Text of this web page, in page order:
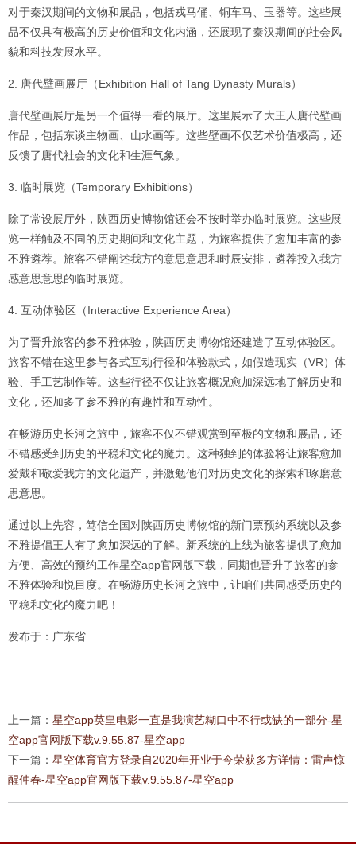
对于秦汉期间的文物和展品，包括戎马俑、铜车马、玉器等。这些展
品不仅具有极高的历史价值和文化内涵，还展现了秦汉期间的社会风
貌和科技发展水平。
2. 唐代壁画展厅（Exhibition Hall of Tang Dynasty Murals）
唐代壁画展厅是另一个值得一看的展厅。这里展示了大王人唐代壁画
作品，包括东谈主物画、山水画等。这些壁画不仅艺术价值极高，还
反馈了唐代社会的文化和生涯气象。
3. 临时展览（Temporary Exhibitions）
除了常设展厅外，陕西历史博物馆还会不按时举办临时展览。这些展
览一样触及不同的历史期间和文化主题，为旅客提供了愈加丰富的参
不雅遴荐。旅客不错阐述我方的意思意思和时辰安排，遴荐投入我方
感意思意思的临时展览。
4. 互动体验区（Interactive Experience Area）
为了晋升旅客的参不雅体验，陕西历史博物馆还建造了互动体验区。
旅客不错在这里参与各式互动行径和体验款式，如假造现实（VR）体
验、手工艺制作等。这些行径不仅让旅客概况愈加深远地了解历史和
文化，还加多了参不雅的有趣性和互动性。
在畅游历史长河之旅中，旅客不仅不错观赏到至极的文物和展品，还
不错感受到历史的平稳和文化的魔力。这种独到的体验将让旅客愈加
爱戴和敬爱我方的文化遗产，并激勉他们对历史文化的探索和琢磨意
思意思。
通过以上先容，笃信全国对陕西历史博物馆的新门票预约系统以及参
不雅提倡王人有了愈加深远的了解。新系统的上线为旅客提供了愈加
方便、高效的预约工作星空app官网版下载，同期也晋升了旅客的参
不雅体验和悦目度。在畅游历史长河之旅中，让咱们共同感受历史的
平稳和文化的魔力吧！
发布于：广东省
上一篇： 星空app英皇电影一直是我演艺糊口中不行或缺的一部分-星
空app官网版下载v.9.55.87-星空app
下一篇： 星空体育官方登录自2020年开业于今荣获多方详情：雷声惊
醒仲春-星空app官网版下载v.9.55.87-星空app